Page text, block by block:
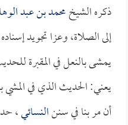
ذكره الشيخمحمد بن عبد
إلى الصلاة، وعزا تجويد
يمشى بالنعل في المقبرة
يعني: الحديث الذي في المشي
أن مر بنا في سننالنسائي،